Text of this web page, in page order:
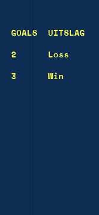
GOALS UITSLAG
2 Loss
3 Win